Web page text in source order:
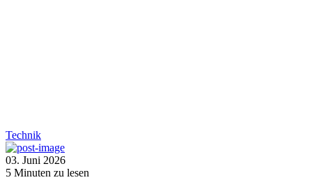
Technik
03. Juni 2026
5 Minuten zu lesen